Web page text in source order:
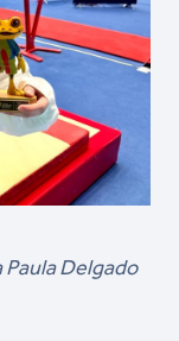
Paula Delgado